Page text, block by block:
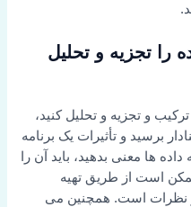
و تحلیل
و تحلیل کنید،
تأثیرات یک برنامه
بدهید، باید آن را
طریق تهیه
همچنین می